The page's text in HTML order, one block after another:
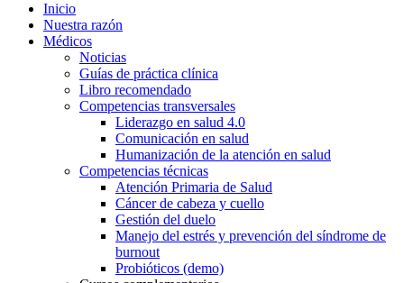
Inicio
Nuestra razón
Médicos
Noticias
Guías de práctica clínica
Libro recomendado
Competencias transversales
Liderazgo en salud 4.0
Comunicación en salud
Humanización de la atención en salud
Competencias técnicas
Atención Primaria de Salud
Cáncer de cabeza y cuello
Gestión del duelo
Manejo del estrés y prevención del síndrome de
burnout
Probióticos (demo)